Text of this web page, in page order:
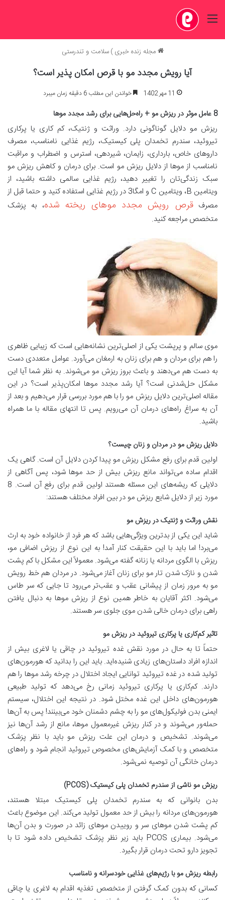
منو
مجله زنده خبری ) سلامت و تندرستی
آیا رویش مجدد مو با قرص امکان پذیر است؟
11 مهر 1402 خواندن این مطلب 6 دقیقه زمان میبرد
8 عامل موثر در ریزش مو + راه‌حل‌هایی برای رشد مجدد موها
ریزش مو دلایل گوناگونی دارد. وراثت و ژنتیک، کم کاری یا پرکاری
تیروئید، سندرم تخمدان پلی کیستیک، رژیم غذایی نامناسب، مصرف
داروهای خاص، بارداری، زایمان، شیردهی، استرس و اضطراب و مراقبت
نامناسب از موها از دلایل ریزش مو است. برای درمان و کاهش ریزش مو
سبک زندگی‌تان را تغییر دهید، رژیم غذایی سالمی داشته باشید، از
ویتامین‌ B، ویتامین C و امگا3 در رژیم غذایی استفاده کنید و حتما قبل از
مصرفقرص رویش مجدد موهای ریخته شده، به پزشک
متخصص مراجعه کنید.
موی سالم و پرپشت یکی از اصلی‌ترین نشانه‌هایی است که زیبایی ظاهری
را هم برای مردان و هم برای زنان به ارمغان می‌آورد. عوامل متعددی دست
به دست هم می‌دهند و باعث بروز ریزش مو می‌شوند. به نظر شما آیا این
مشکل حل‌شدنی است؟ آیا رشد مجدد موها امکان‌پذیر است؟ در این
مقاله اصلی‌ترین دلایل ریزش مو را با هم مورد بررسی قرار می‌دهیم و بعد از
آن به سراغ راه‌های درمان آن می‌رویم. پس تا انتهای مقاله با ما همراه
باشید.
دلایل ریزش مو در مردان و زنان چیست؟
اولین قدم برای رفع مشکل ریزش مو پیدا کردن دلایل آن است. گاهی یک
اقدام ساده می‌تواند مانع ریزش بیش از حد موها شود، پس آگاهی از
دلایلی که ریشه‌های این مسئله هستند اولین قدم برای رفع آن است. 8
مورد زیر از دلایل شایع ریزش مو در بین افراد مختلف هستند:
نقش وراثت و ژنتیک در ریزش مو
شاید این یکی از بدترین ویژگی‌هایی باشد که هر فرد از خانواده خود به ارث
می‌برد! اما باید با این حقیقت کنار آمد! به این نوع از ریزش اضافی مو،
ریزش با الگوی مردانه یا زنانه گفته می‌شود. معمولاً این مشکل با کم پشت
شدن و نازک شدن تار مو برای زنان آغاز می‌شود. در مردان هم خط رویش
مو به مرور زمان از پیشانی عقب و عقب‌تر می‌رود تا جایی که سر طاس
می‌شود. اکثر آقایان به خاطر همین نوع از ریزش موها به دنبال یافتن
راهی برای درمان خالی شدن موی جلوی سر هستند.
تاثیر کم‌کاری یا پرکاری تیروئید در ریزش مو
حتماً تا به حال در مورد نقش غده تیروئید در چاقی یا لاغری بیش از
اندازه افراد داستان‌های زیادی شنیده‌اید. باید این را بدانید که هورمون‌های
تولید شده در غده تیروئید توانایی ایجاد اختلال در چرخه رشد موها را هم
دارند. کم‌کاری یا پرکاری تیروئید زمانی رخ می‌دهد که تولید طبیعی
هورمون‌های داخل این غده مختل شود. در نتیجه این اختلال، سیستم
ایمنی بدن فولیکول‌های مو را به چشم دشمنان خود می‌بینند! پس به آن‌ها
حمله‌ور می‌شوند و در کنار ریزش غیرمعمول موها، مانع از رشد آن‌ها نیز
می‌شوند. تشخیص و درمان این علت ریزش مو باید با نظر پزشک
متخصص و با کمک آزمایش‌های مخصوص تیروئید انجام شود و راه‌های
درمان خانگی آن توصیه نمی‌شود.
ریزش مو ناشی از سندرم تخمدان پلی کیستیک (PCOS)
بدن بانوانی که به سندرم تخمدان پلی کیستیک مبتلا هستند،
هورمون‌های مردانه را بیش از حد معمول تولید می‌کند. این موضوع باعث
کم پشت شدن موهای سر و روییدن موهای زائد در صورت و بدن آن‌ها
می‌شود. بیماری PCOS باید زیر نظر پزشک تشخیص داده شود تا با
تجویز دارو تحت درمان قرار بگیرد.
رابطه ریزش مو با رژیم‌های غذایی خودسرانه و نامناسب
کسانی که بدون کمک گرفتن از متخصص تغذیه اقدام به لاغری یا چاقی